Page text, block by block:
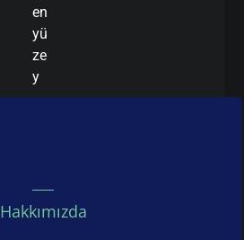
en
yü
ze
y
Hakkımızda